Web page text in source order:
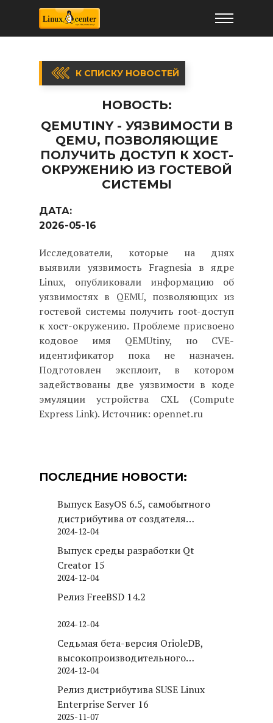
К СПИСКУ НОВОСТЕЙ
НОВОСТЬ:
QEMUTINY - УЯЗВИМОСТИ В
QEMU, ПОЗВОЛЯЮЩИЕ
ПОЛУЧИТЬ ДОСТУП К ХОСТ-
ОКРУЖЕНИЮ ИЗ ГОСТЕВОЙ
СИСТЕМЫ
ДАТА:
2026-05-16
Исследователи, которые на днях
выявили уязвимость Fragnesia в ядре
Linux, опубликовали информацию об
уязвимостях в QEMU, позволяющих из
гостевой системы получить root-доступ
к хост-окружению. Проблеме присвоено
кодовое имя QEMUtiny, но CVE-
идентификатор пока не назначен.
Подготовлен эксплоит, в котором
задействованы две уязвимости в коде
эмуляции устройства CXL (Compute
Express Link). Источник: opennet.ru
ПОСЛЕДНИЕ НОВОСТИ:
Выпуск EasyOS 6.5, самобытного
дистрибутива от создателя
Puppy Linux
2024-12-04
Выпуск среды разработки Qt
Creator 15
2024-12-04
Релиз FreeBSD 14.2
2024-12-04
Седьмая бета-версия OrioleDB,
высокопроизводительного
движка хранения для PostgreSQL
2024-12-04
Релиз дистрибутива SUSE Linux
Enterprise Server 16
2025-11-07